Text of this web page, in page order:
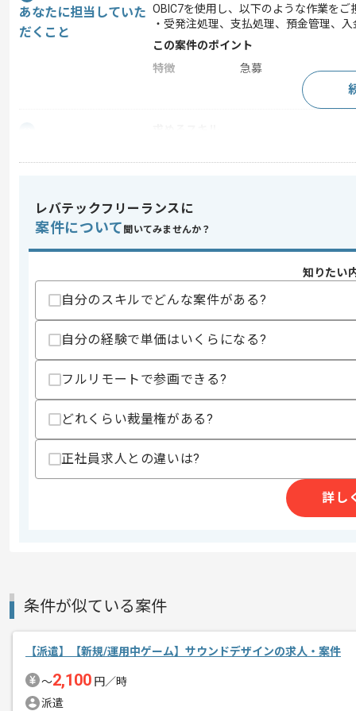
あなたに担当していた
だくこと
OBIC7を使用し、以下のような作業をご
・受発注処理、支払処理、預金管理、
この案件のポイント
特徴
急募
・簿記資格を取得されている方
スキルに不安がある方へ
上記に似た経験やスキルをお持ちであれば申
エージェントからのコ
メント
ぱちんこ・ぱちスロ向け映像の企画・
です。
その他、映像制作全般や液晶表示装置
レバテックフリーランスに
案件について 聞いてみませんか？
知りたい
自分のスキルでどんな案件がある?
自分の経験で単価はいくらになる?
フルリモートで参画できる?
どれくらい裁量権がある?
正社員求人との違いは?
詳し
条件が似ている案件
【派遣】【新規/運用中ゲーム】サウンドデザインの求人・案件
〜2,100 円／時
派遣